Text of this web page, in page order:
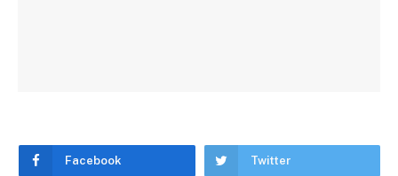
Facebook Twitter